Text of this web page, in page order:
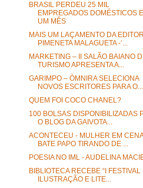
BRASIL PERDEU 25 MIL
EMPREGADOS DOMÉSTICOS
UM MÊS
MAIS UM LAÇAMENTO DA
PIMENETA MALAGUETA -‘...
MARKETING – II SALÃO BAIANO
TURISMO APRESENTA A...
GARIMPO – ÒMNIRA SELECIONA
NOVOS ESCRITORES PARA O...
QUEM FOI COCO CHANEL?
100 BOLSAS DISPONIBILIZADAS
O BLOG DA GAIVOTA...
ACONTECEU - MULHER EM
BATE PAPO TIRANDO DE ...
POESIA NO IML - AUDELINA
BIBLIOTECA RECEBE “I FESTIVAL
ILUSTRAÇÃO E LITE...